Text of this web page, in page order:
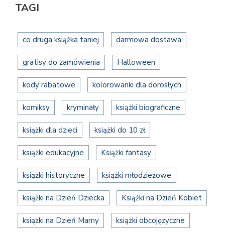
TAGI
co druga książka taniej darmowa dostawa
gratisy do zamówienia Halloween
kody rabatowe kolorowanki dla dorosłych
komiksy kryminały książki biograficzne
książki dla dzieci książki do 10 zł
książki edukacyjne Książki fantasy
książki historyczne książki młodzieżowe
książki na Dzień Dziecka Książki na Dzień Kobiet
książki na Dzień Mamy książki obcojęzyczne